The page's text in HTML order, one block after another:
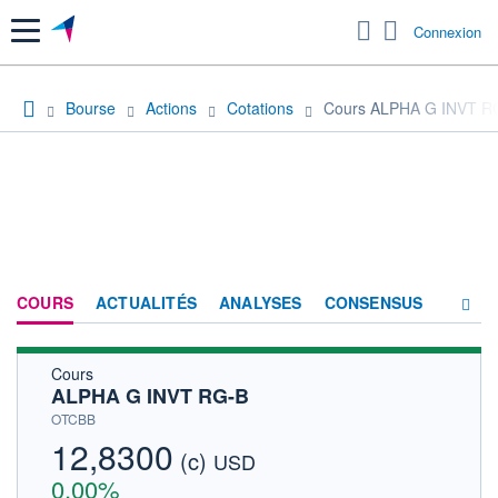
Menu Connexion
Bourse Actions Cotations Cours ALPHA G INVT
COURS ACTUALITÉS ANALYSES CONSENSUS
ACTIONNAIRES
Cours
ALPHA G INVT RG-B
OTCBB
12,8300 (c) USD
0,00%